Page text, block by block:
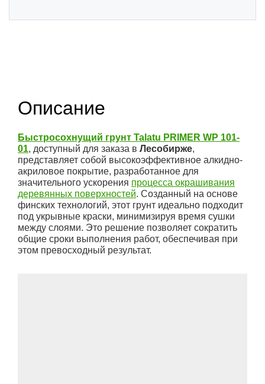
Описание
Быстросохнущий грунт Talatu PRIMER WP 101-
01, доступный для заказа в Лесобирже,
представляет собой высокоэффективное алкидно-
акриловое покрытие, разработанное для
значительного ускорения процесса окрашивания
деревянных поверхностей. Созданный на основе
финских технологий, этот грунт идеально подходит
под укрывные краски, минимизируя время сушки
между слоями. Это решение позволяет сократить
общие сроки выполнения работ, обеспечивая при
этом превосходный результат.